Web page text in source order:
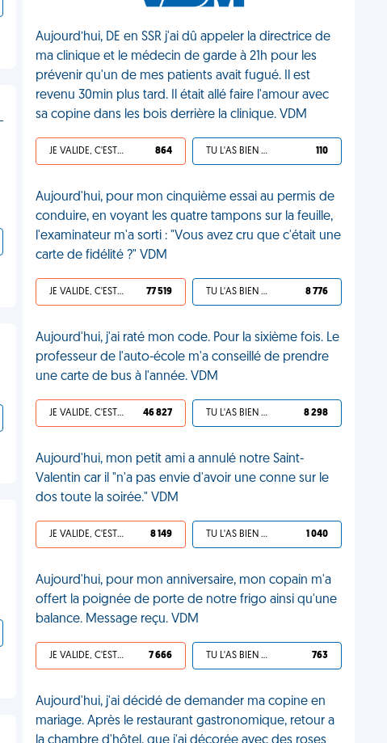
Aujourd’hui, DE en SSR j'ai dû appeler la directrice de
ma clinique et le médecin de garde à 21h pour les
prévenir qu'un de mes patients avait fugué. Il est
revenu 30min plus tard. Il était allé faire l'amour avec
sa copine dans les bois derrière la clinique. VDM
JE VALIDE, C'EST UNE VDM 864 TU L'AS BIEN MÉRITÉ 110
Aujourd'hui, pour mon cinquième essai au permis de
conduire, en voyant les quatre tampons sur la feuille,
l'examinateur m'a sorti : "Vous avez cru que c'était une
carte de fidélité ?" VDM
JE VALIDE, C'EST UNE VDM 77 519 TU L'AS BIEN MÉRITÉ 8 776
Aujourd'hui, j'ai raté mon code. Pour la sixième fois. Le
professeur de l'auto-école m'a conseillé de prendre
une carte de bus à l'année. VDM
JE VALIDE, C'EST UNE VDM 46 827 TU L'AS BIEN MÉRITÉ 8 298
Aujourd'hui, mon petit ami a annulé notre Saint-
Valentin car il "n'a pas envie d'avoir une conne sur le
dos toute la soirée." VDM
JE VALIDE, C'EST UNE VDM 8 149 TU L'AS BIEN MÉRITÉ 1 040
Aujourd'hui, pour mon anniversaire, mon copain m'a
offert la poignée de porte de notre frigo ainsi qu'une
balance. Message reçu. VDM
JE VALIDE, C'EST UNE VDM 7 666 TU L'AS BIEN MÉRITÉ 763
Aujourd'hui, j'ai décidé de demander ma copine en
mariage. Après le restaurant gastronomique, retour a